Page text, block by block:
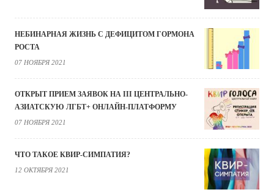
НЕБИНАРНАЯ ЖИЗНЬ С ДЕФИЦИТОМ ГОРМОНА
РОСТА
07 НОЯБРЯ 2021
ОТКРЫТ ПРИЕМ ЗАЯВОК НА III ЦЕНТРАЛЬНО-
АЗИАТСКУЮ ЛГБТ+ ОНЛАЙН-ПЛАТФОРМУ
07 НОЯБРЯ 2021
ЧТО ТАКОЕ КВИР-СИМПАТИЯ?
12 ОКТЯБРЯ 2021